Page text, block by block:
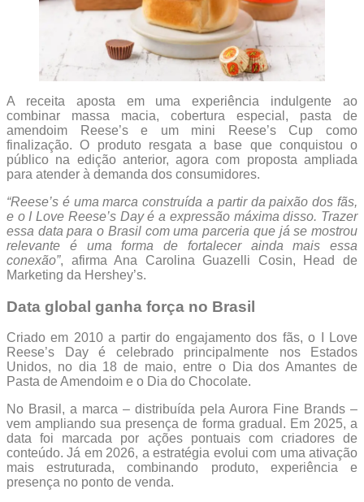
A receita aposta em uma experiência indulgente ao
combinar massa macia, cobertura especial, pasta de
amendoim Reese’s e um mini Reese’s Cup como
finalização. O produto resgata a base que conquistou o
público na edição anterior, agora com proposta ampliada
para atender à demanda dos consumidores.
“Reese’s é uma marca construída a partir da paixão dos fãs,
e o I Love Reese’s Day é a expressão máxima disso. Trazer
essa data para o Brasil com uma parceria que já se mostrou
relevante é uma forma de fortalecer ainda mais essa
conexão”, afirma Ana Carolina Guazelli Cosin, Head de
Marketing da Hershey’s.
Data global ganha força no Brasil
Criado em 2010 a partir do engajamento dos fãs, o I Love
Reese’s Day é celebrado principalmente nos Estados
Unidos, no dia 18 de maio, entre o Dia dos Amantes de
Pasta de Amendoim e o Dia do Chocolate.
No Brasil, a marca – distribuída pela Aurora Fine Brands –
vem ampliando sua presença de forma gradual. Em 2025, a
data foi marcada por ações pontuais com criadores de
conteúdo. Já em 2026, a estratégia evolui com uma ativação
mais estruturada, combinando produto, experiência e
presença no ponto de venda.